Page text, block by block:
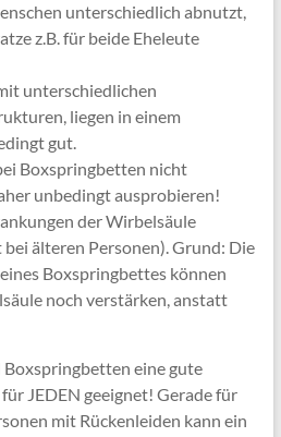
unterschiedlich abnutzt,
z.B. für beide Eheleute
unterschiedlichen
liegen in einem
gut.
Boxspringbetten nicht
unbedingt ausprobieren!
der Wirbelsäule
älteren Personen). Grund: Die
Boxspringbettes können
noch verstärken, anstatt
eine gute
JEDEN geeignet! Gerade für
mit Rückenleiden kann ein